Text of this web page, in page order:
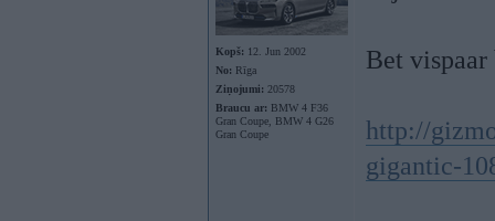
Kopš: 12. Jun 2002
No: Rīga
Ziņojumi: 20578
Braucu ar: BMW 4 F36
Gran Coupe, BMW 4 G26
Gran Coupe
Bet
http://
gigantic-